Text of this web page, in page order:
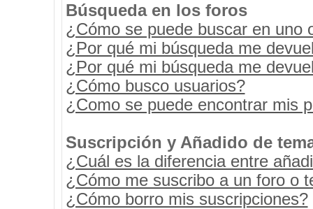
Búsqueda en los foros
¿Cómo se puede buscar en uno
¿Por qué mi búsqueda me
¿Por qué mi búsqueda me
¿Cómo busco usuarios?
¿Como se puede encontrar mis
Suscripción y Añadido de
¿Cuál es la diferencia entre
¿Cómo me suscribo a un foro o
¿Cómo borro mis suscripciones?